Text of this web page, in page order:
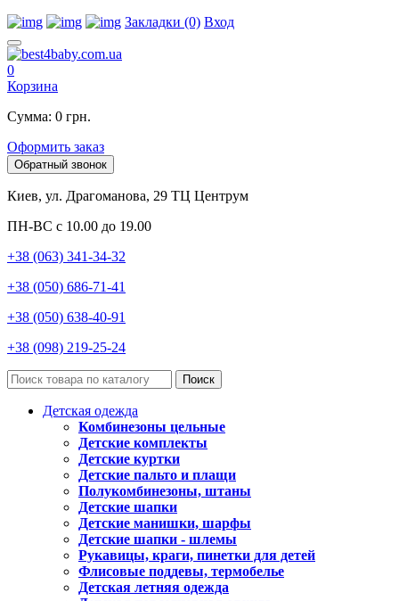
Закладки (0) Вход
0
Корзина
Сумма: 0 грн.
Оформить заказ
Обратный звонок
Киев, ул. Драгоманова, 29 ТЦ Центрум
ПН-ВС с 10.00 до 19.00
+38 (063) 341-34-32
+38 (050) 686-71-41
+38 (050) 638-40-91
+38 (098) 219-25-24
Поиск
Детская одежда
Комбинезоны цельные
Детские комплекты
Детские куртки
Детские пальто и плащи
Полукомбинезоны, штаны
Детские шапки
Детские манишки, шарфы
Детские шапки - шлемы
Рукавицы, краги, пинетки для детей
Флисовые поддевы, термобелье
Детская летняя одежда